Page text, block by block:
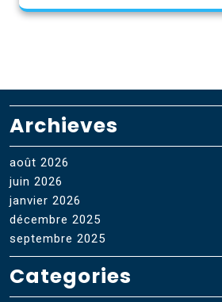
Archieves
août 2026
juin 2026
janvier 2026
décembre 2025
septembre 2025
Categories